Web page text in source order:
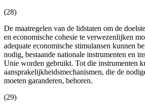
(28)
De maatregelen van de lidstaten om de
en economische cohesie te verwezenlijken
adequate economische stimulansen kunnen
nodig, bestaande nationale instrumenten en
Unie worden gebruikt. Tot die instrumenten
aansprakelijkheidsmechanismen, die de
moeten garanderen, behoren.
(29)